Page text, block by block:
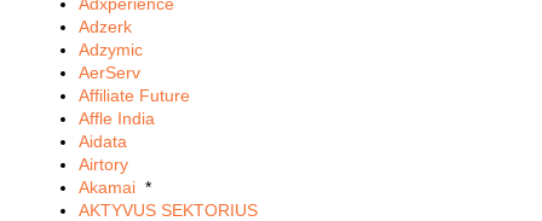
Adxperience
Adzerk
Adzymic
AerServ
Affiliate Future
Affle India
Aidata
Airtory
Akamai *
AKTYVUS SEKTORIUS